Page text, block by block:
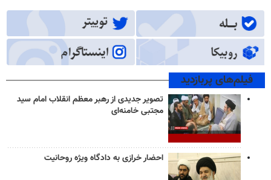
فیلم‌های پربازدید
تصویر جدیدی از رهبر معظم انقلاب امام سید
مجتبی خامنه‌ای
احضار خرازی به دادگاه ویژه روحانیت